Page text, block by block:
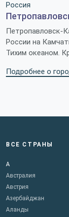
Россия
Петропавловск-
России на
Тихим океаном.
Подробнее о
ВСЕ СТРАНЫ
А
Австралия
Австрия
Азербайджан
Аланды